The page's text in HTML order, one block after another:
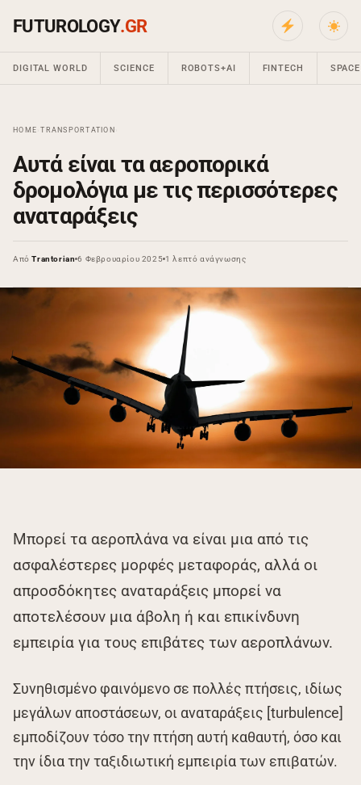
FUTUROLOGY.GR
DIGITAL WORLD SCIENCE ROBOTS+AI FINTECH SPACE
HOME ›TRANSPORTATION
Αυτά είναι τα αεροπορικά
δρομολόγια με τις περισσότερες
αναταράξεις
ΑπόTrantorian 6 Φεβρουαρίου 2025 1 λεπτό ανάγνωσης
Μπορεί τα αεροπλάνα να είναι μια από τις
ασφαλέστερες μορφές μεταφοράς, αλλά οι
απροσδόκητες αναταράξεις μπορεί να
αποτελέσουν μια άβολη ή και επικίνδυνη
εμπειρία για τους επιβάτες των αεροπλάνων.
Συνηθισμένο φαινόμενο σε πολλές πτήσεις, ιδίως
μεγάλων αποστάσεων, οι αναταράξεις [turbulence]
εμποδίζουν τόσο την πτήση αυτή καθαυτή, όσο και
την ίδια την ταξιδιωτική εμπειρία των επιβατών.